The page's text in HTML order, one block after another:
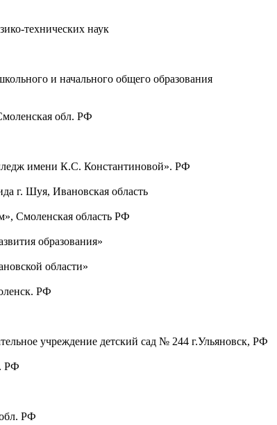
технических наук
и начального общего образования
обл. РФ
имени К.С. Константиновой». РФ
г. Шуя, Ивановская область
Смоленская область РФ
образования»
области»
РФ
учреждение детский сад № 244 г.Ульяновск, РФ
РФ
РФ